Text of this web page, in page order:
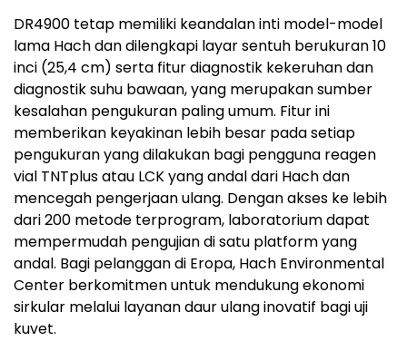
DR4900 tetap memiliki keandalan inti model-model
lama Hach dan dilengkapi layar sentuh berukuran 10
inci (25,4 cm) serta fitur diagnostik kekeruhan dan
diagnostik suhu bawaan, yang merupakan sumber
kesalahan pengukuran paling umum. Fitur ini
memberikan keyakinan lebih besar pada setiap
pengukuran yang dilakukan bagi pengguna reagen
vial TNTplus atau LCK yang andal dari Hach dan
mencegah pengerjaan ulang. Dengan akses ke lebih
dari 200 metode terprogram, laboratorium dapat
mempermudah pengujian di satu platform yang
andal. Bagi pelanggan di Eropa, Hach Environmental
Center berkomitmen untuk mendukung ekonomi
sirkular melalui layanan daur ulang inovatif bagi uji
kuvet.